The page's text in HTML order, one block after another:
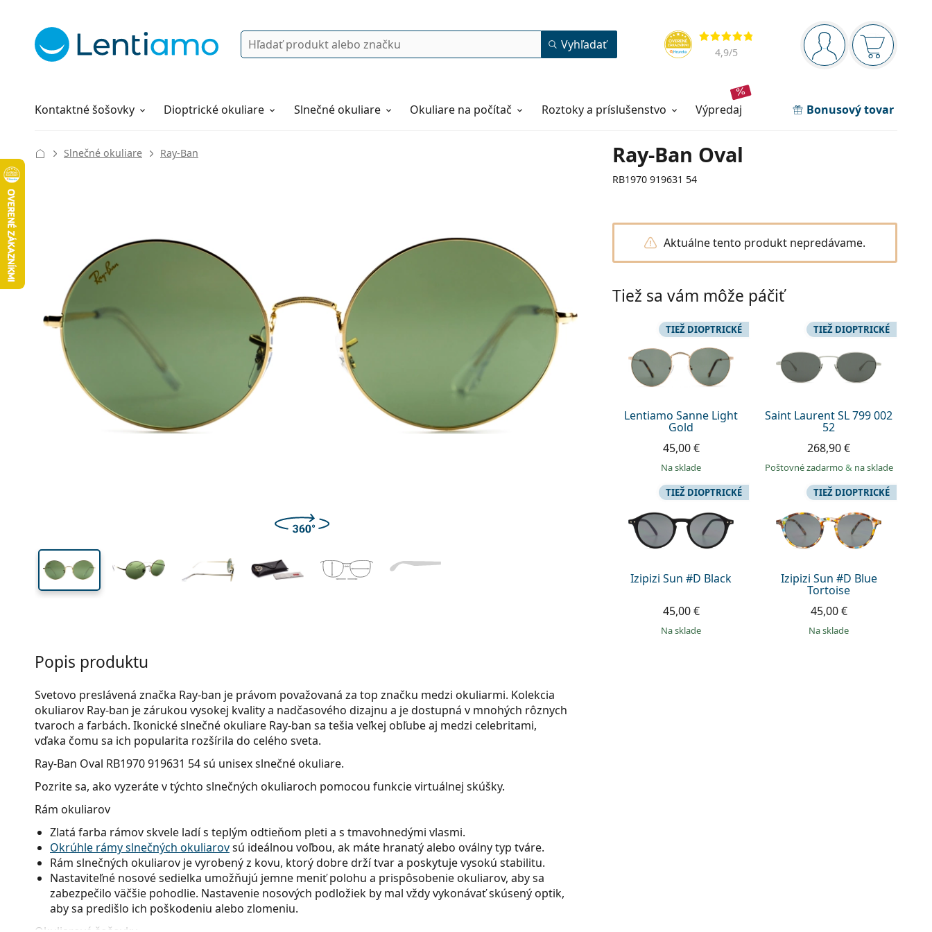
Navigačný panel
ste prihláseníNákupný
Hodnotenia
4,9/5
Vyhľadávanie Vyhľadať
Kontaktné šošovky
Roztoky Dioptrické okuliare Slnečné okuliare Okuliare na počítač Roztoky a príslušenstvo výpredaj Bonusový tovar
Všetko o nákupe
Ray-Ban Oval
RB1970 919631 54
Slnečné okuliare Ray-Ban
47 mm
Výška očnice Šírka očnice Šírka mostíka
54 19
mostíka
Aktuálne tento produkt nepredávame.
Tiež sa vám môže páčiť
Lentiamo Sanne Light
Gold
TIEŽ DIOPTRICKÉ
45,00 €
na sklade
Saint Laurent SL 799 002
52
TIEŽ DIOPTRICKÉ
268,90 €
Poštovné zadarmo& na sklade
Izipizi Sun #D Black
TIEŽ DIOPTRICKÉ
45,00 €
na sklade
Izipizi Sun #D Blue
Tortoise
TIEŽ DIOPTRICKÉ
45,00 €
na sklade
Popis produktu
Svetovo preslávená značka Ray-ban je právom považovaná za top značku medzi okuliarmi. Kolekcia
okuliarov Ray-ban je zárukou vysokej kvality a nadčasového dizajnu a je dostupná v mnohých rôznych
tvaroch a farbách. Ikonické slnečné okuliare Ray-ban sa tešia veľkej obľube aj medzi celebritami,
vďaka čomu sa ich popularita rozšírila do celého sveta.
Ray-Ban Oval RB1970 919631 54sú unisex slnečné okuliare.
Pozrite sa, ako vyzeráte v týchto slnečných okuliaroch pomocou funkcie virtuálnej skúšky.
Rám okuliarov
Zlatá farba rámov skvele ladí s teplým odtieňom pleti a s tmavohnedými vlasmi.
Okrúhle rámy slnečných okuliarovsú ideálnou voľbou, ak máte hranatý alebo oválny typ tváre.
Rám slnečných okuliarov je vyrobený z kovu, ktorý dobre drží tvar a poskytuje vysokú stabilitu.
Nastaviteľné nosové sedielka umožňujú jemne meniť polohu a prispôsobenie okuliarov, aby sa
zabezpečilo väčšie pohodlie. Nastavenie nosových podložiek by mal vždy vykonávať skúsený optik,
aby sa predišlo ich poškodeniu alebo zlomeniu.